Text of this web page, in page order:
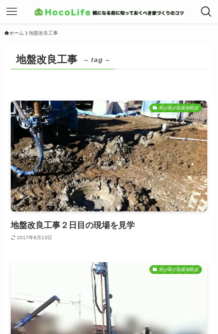
ホーム 地盤改良工事
地盤改良工事 – tag –
我が家の新築体験談
地盤改良工事２日目の現場を見学
2017年9月13日
我が家の新築体験談